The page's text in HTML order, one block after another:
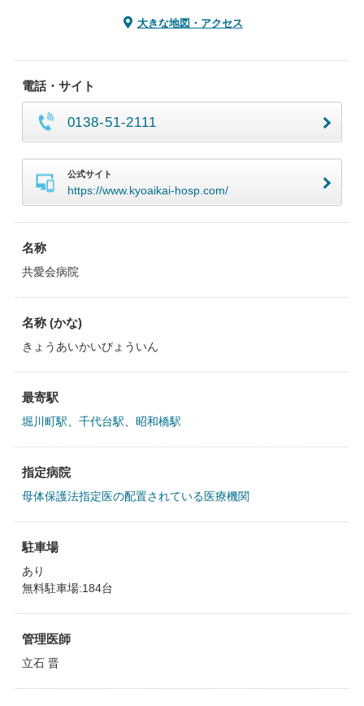
大きな地図・アクセス
電話・サイト
0138-51-2111
公式サイト
https://www.kyoaikai-hosp.com/
名称
共愛会病院
名称 (かな)
きょうあいかいびょういん
最寄駅
堀川町駅 千代台駅 昭和橋駅
指定病院
母体保護法指定医の配置されている医療機関
駐車場
あり
無料駐車場:184台
管理医師
立石 晋